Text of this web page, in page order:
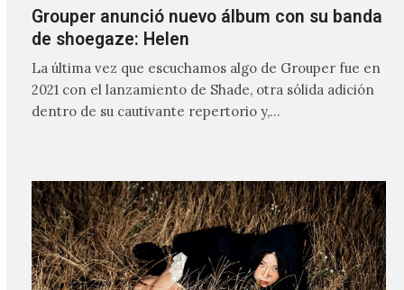
Grouper anunció nuevo álbum con su banda
de shoegaze: Helen
La última vez que escuchamos algo de Grouper fue en
2021 con el lanzamiento de Shade, otra sólida adición
dentro de su cautivante repertorio y,…